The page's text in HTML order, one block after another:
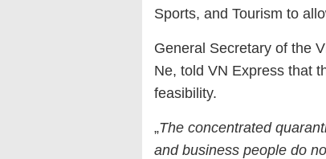
Sports, and Tourism to
General Secretary of the
Ne, told VN Express that
feasibility.
„The concentrated
and business people do